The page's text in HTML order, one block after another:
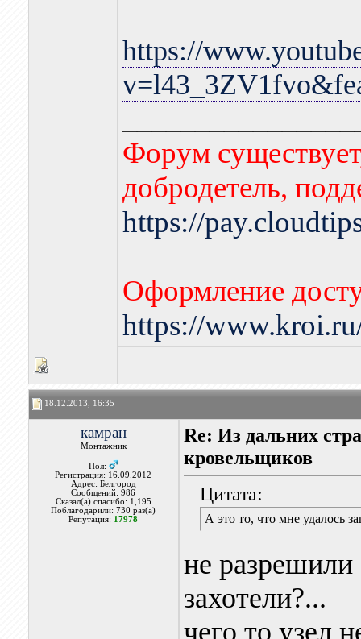
https://
Форум
добродетель,
https://
Оформление
https://
18.12.2013, 16:35
камран
Монтажник
Пол:
Регистрация: 16.09.2012
Адрес: Белгород
Сообщений: 986
Сказал(а) спасибо: 1,195
Поблагодарили: 730 раз(а)
Репутация: 17978
Re: Из дальних
кровельщиков
Цитата:
А это то, что мне удалось
не
захотели?...
чего то узел